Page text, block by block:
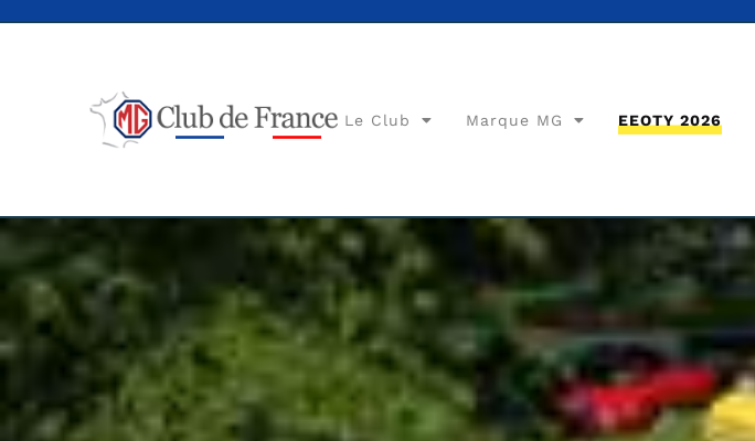
Le Club Marque MG EEOTY 2026